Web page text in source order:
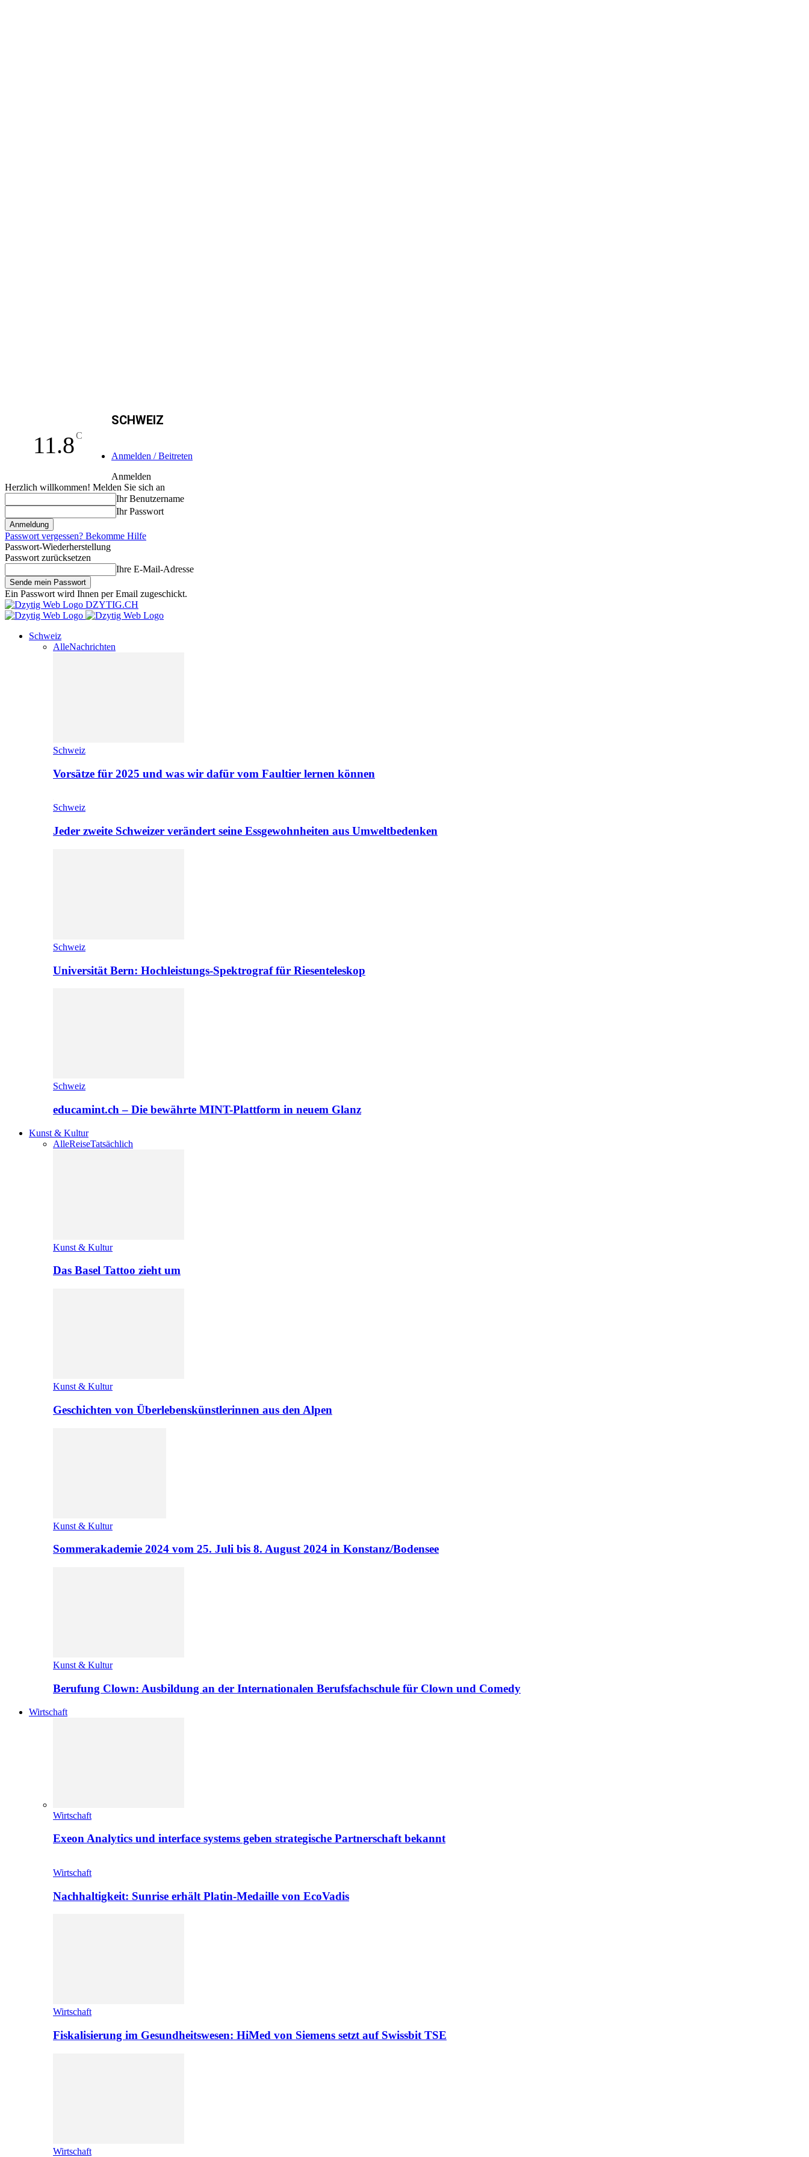
11.8C
SCHWEIZ
Anmelden / Beitreten
Anmelden
Herzlich willkommen! Melden Sie sich an
Ihr Benutzername
Ihr Passwort
Passwort vergessen? Bekomme Hilfe
Passwort-Wiederherstellung
Passwort zurücksetzen
Ihre E-Mail-Adresse
Ein Passwort wird Ihnen per Email zugeschickt.
DZYTIG.CH
Schweiz
AlleNachrichten
Schweiz
Vorsätze für 2025 und was wir dafür vom Faultier lernen können
Schweiz
Jeder zweite Schweizer verändert seine Essgewohnheiten aus Umweltbedenken
Schweiz
Universität Bern: Hochleistungs-Spektrograf für Riesenteleskop
Schweiz
educamint.ch – Die bewährte MINT-Plattform in neuem Glanz
Kunst & Kultur
AlleReiseTatsächlich
Kunst & Kultur
Das Basel Tattoo zieht um
Kunst & Kultur
Geschichten von Überlebenskünstlerinnen aus den Alpen
Kunst & Kultur
Sommerakademie 2024 vom 25. Juli bis 8. August 2024 in Konstanz/Bodensee
Kunst & Kultur
Berufung Clown: Ausbildung an der Internationalen Berufsfachschule für Clown und Comedy
Wirtschaft
Wirtschaft
Exeon Analytics und interface systems geben strategische Partnerschaft bekannt
Wirtschaft
Nachhaltigkeit: Sunrise erhält Platin-Medaille von EcoVadis
Wirtschaft
Fiskalisierung im Gesundheitswesen: HiMed von Siemens setzt auf Swissbit TSE
Wirtschaft